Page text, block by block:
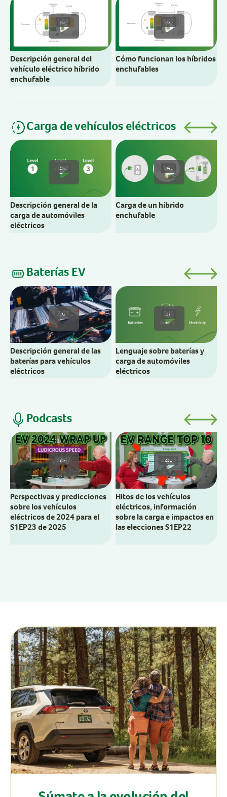
1:59
Descripción general del
vehículo eléctrico híbrido
enchufable
1:59
Cómo funcionan los híbridos
enchufables
Carga de vehículos eléctricos
2:13
Descripción general de la
carga de automóviles
eléctricos
1:43
Carga de un híbrido
enchufable
Baterías EV
2:07
Descripción general de las
baterías para vehículos
eléctricos
2:16
Lenguaje sobre baterías y
carga de automóviles
eléctricos
Podcasts
37:47
Perspectivas y predicciones
sobre los vehículos
eléctricos de 2024 para el
S1EP23 de 2025
22:33
Hitos de los vehículos
eléctricos, información
sobre la carga e impactos en
las elecciones S1EP22